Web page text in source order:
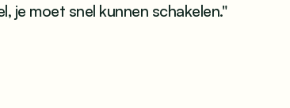
je moet snel kunnen schakelen."